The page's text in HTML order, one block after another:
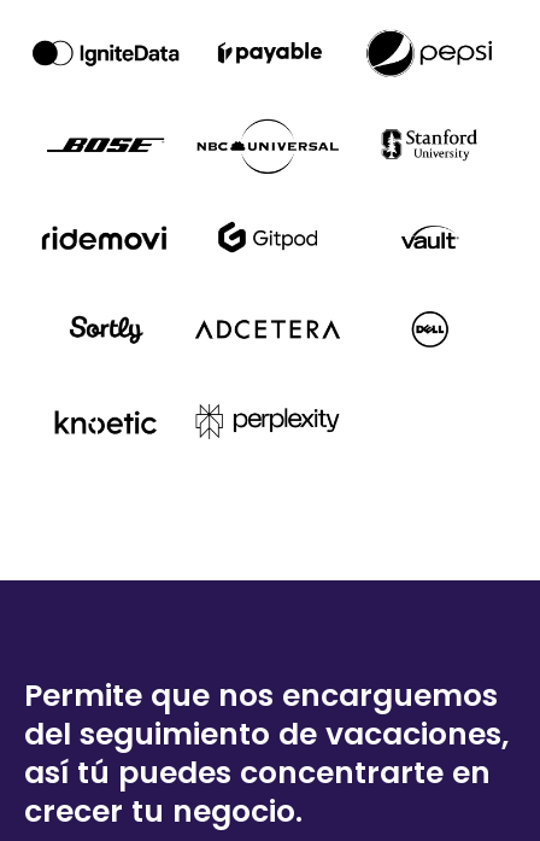
Permite que nos encarguemos
del seguimiento de vacaciones,
así tú puedes concentrarte en
crecer tu negocio.